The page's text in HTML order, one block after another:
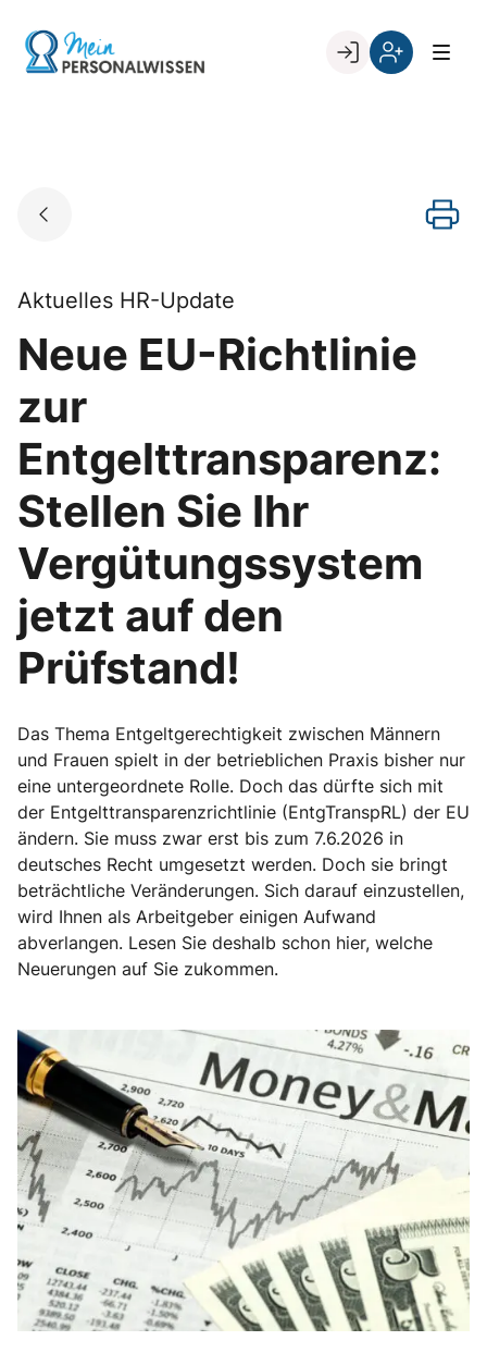
content
Go to landing page.
Aktuelles HR-Update
Neue EU-Richtlinie
zur
Entgelttransparenz:
Stellen Sie Ihr
Vergütungssystem
jetzt auf den
Prüfstand!
Das Thema Entgeltgerechtigkeit zwischen Männern
und Frauen spielt in der betrieblichen Praxis bisher nur
eine untergeordnete Rolle. Doch das dürfte sich mit
der Entgelttransparenzrichtlinie (EntgTranspRL) der EU
ändern. Sie muss zwar erst bis zum 7.6.2026 in
deutsches Recht umgesetzt werden. Doch sie bringt
beträchtliche Veränderungen. Sich darauf einzustellen,
wird Ihnen als Arbeitgeber einigen Aufwand
abverlangen. Lesen Sie deshalb schon hier, welche
Neuerungen auf Sie zukommen.